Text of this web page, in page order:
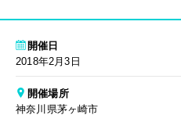
開催日
2018年2月3日
開催場所
神奈川県茅ヶ崎市